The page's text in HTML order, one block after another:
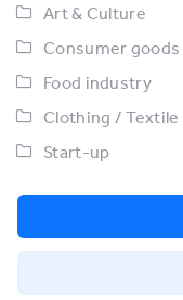
Art & Culture
Consumer goods
Food industry
Clothing / Textile
Start-up